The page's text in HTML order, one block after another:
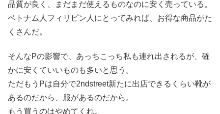
品質が良く、まだまだ使えるものなのに安く売っている。
ベトナム人フィリピン人にとってみれば、お得な商品がた
くさんだ。
そんなPの影響で、あっちこっち私も連れ出されるが、確
かに安くていいものも多いと思う。
ただもうPは自分で2ndstreet新たに出店できるくらい靴が
あるのだから、服があるのだから。
もう買うのはやめてくれ。